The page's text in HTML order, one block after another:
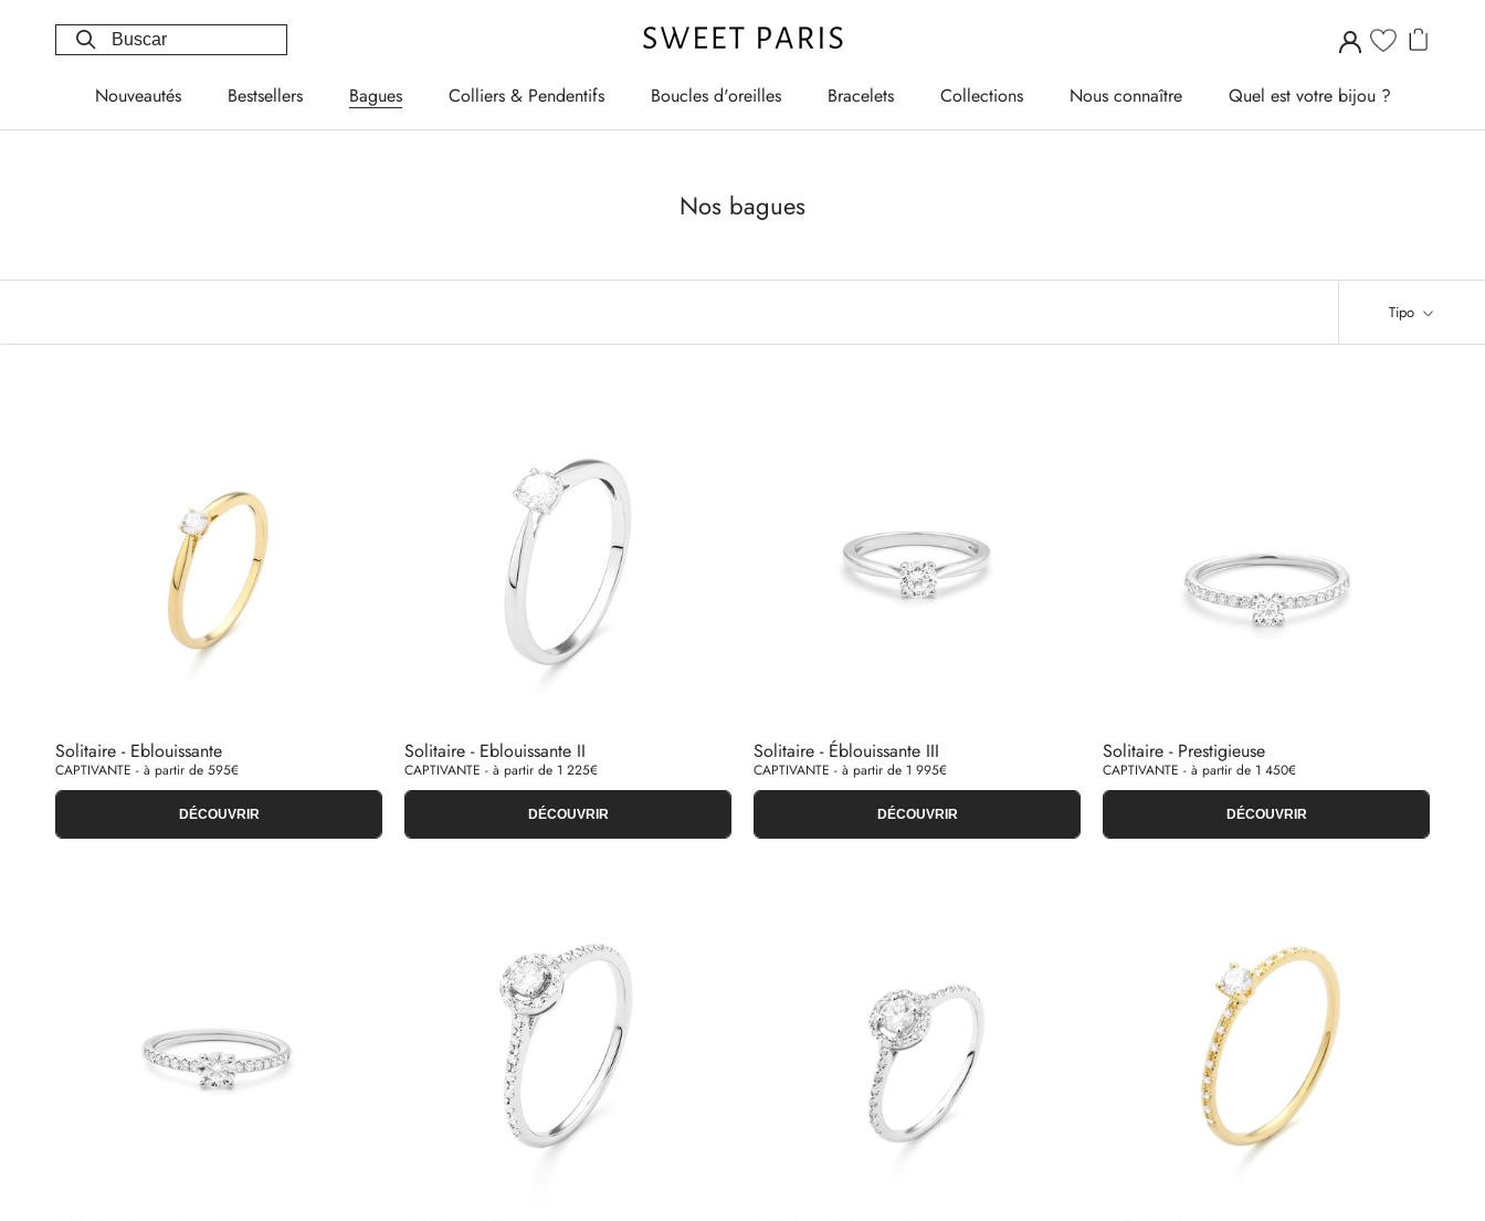
contenido
Nouveautés Bestsellers Bagues
Bagues
Colliers & Pendentifs Boucles d'oreilles Bracelets Collections Nous connaître Quel est votre bijou ?
Nos bagues
Tipo
Solitaire - Eblouissante
CAPTIVANTE - à partir de 595€
DÉCOUVRIR
Solitaire - Eblouissante II
CAPTIVANTE - à partir de 1 225€
DÉCOUVRIR
Solitaire - Éblouissante III
CAPTIVANTE - à partir de 1 995€
DÉCOUVRIR
Solitaire - Prestigieuse
CAPTIVANTE - à partir de 1 450€
DÉCOUVRIR